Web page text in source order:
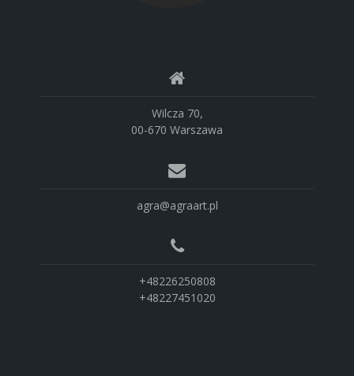
Wilcza 70,
00-670 Warszawa
agra@agraart.pl
+48226250808
+48227451020